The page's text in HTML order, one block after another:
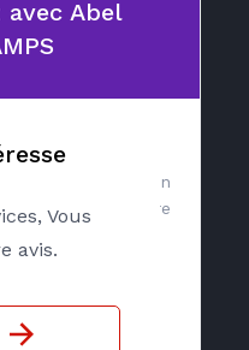
avec Abel
gagnez en
de votre chaudière
Vous
avis.